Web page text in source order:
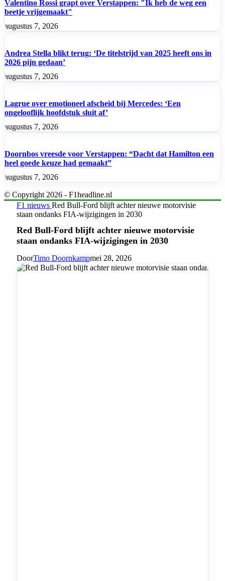
Valentino Rossi grapt over Verstappen: "Ik heb de weg een
beetje vrijgemaakt"
augustus 7, 2026
Andrea Stella blikt terug: ‘De titelstrijd van 2025 heeft ons in
2026 pijn gedaan’
augustus 7, 2026
Lagrue over emotioneel afscheid bij Mercedes: ‘Een
ongelooflijk hoofdstuk sluit af’
augustus 7, 2026
Doornbos vreesde voor Verstappen: “Dacht dat Hamilton een
heel goede keuze had gemaakt”
augustus 7, 2026
© Copyright 2026 - F1headline.nl
F1 nieuws Red Bull-Ford blijft achter nieuwe motorvisie
staan ondanks FIA-wijzigingen in 2030
Red Bull-Ford blijft achter nieuwe motorvisie
staan ondanks FIA-wijzigingen in 2030
DoorTimo Doornkampmei 28, 2026